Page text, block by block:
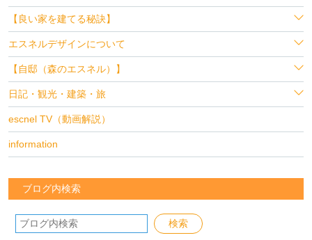
【良い家を建てる秘訣】
エスネルデザインについて
【自邸（森のエスネル）】
日記・観光・建築・旅
escnel TV（動画解説）
information
ブログ内検索